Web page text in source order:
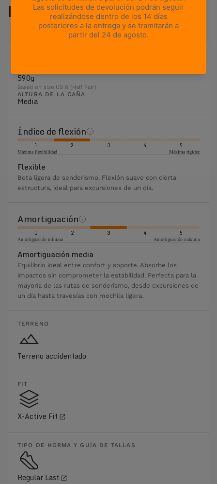
Los detalles
590g
Based on size US 8 (Half Pair)
ALTURA DE LA CAÑA
Media
Índice de flexión
1 2 3 4 5
Máxima flexibilidad Máxima rigidez
Flexible
Bota ligera de senderismo. Flexión suave con cierta
estructura, ideal para excursiones de un día.
Amortiguación
1 2 3 4 5
Amortiguación mínima Amortiguación máxima
Amortiguación media
Equilibrio ideal entre confort y soporte. Absorbe los
impactos sin comprometer la estabilidad. Perfecta para la
mayoría de las rutas de senderismo, desde excursiones de
un día hasta travesías con mochila ligera.
TERRENO
Terreno accidentado
FIT
X-Active Fit
TIPO DE HORMA Y GUÍA DE TALLAS
Regular Last